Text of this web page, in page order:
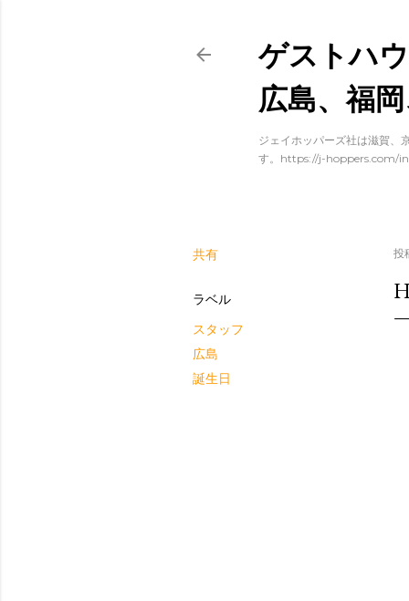
ゲストハ
広島、福
ジェイホッパーズ社は滋賀、
す。https://j-hoppers.com/
共有
ラベル
スタッフ
広島
誕生日
投